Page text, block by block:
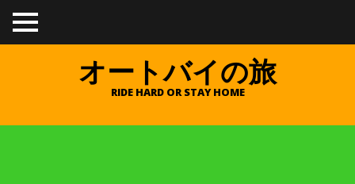
TO
GGL
オートバイの旅
RIDE HARD OR STAY HOME